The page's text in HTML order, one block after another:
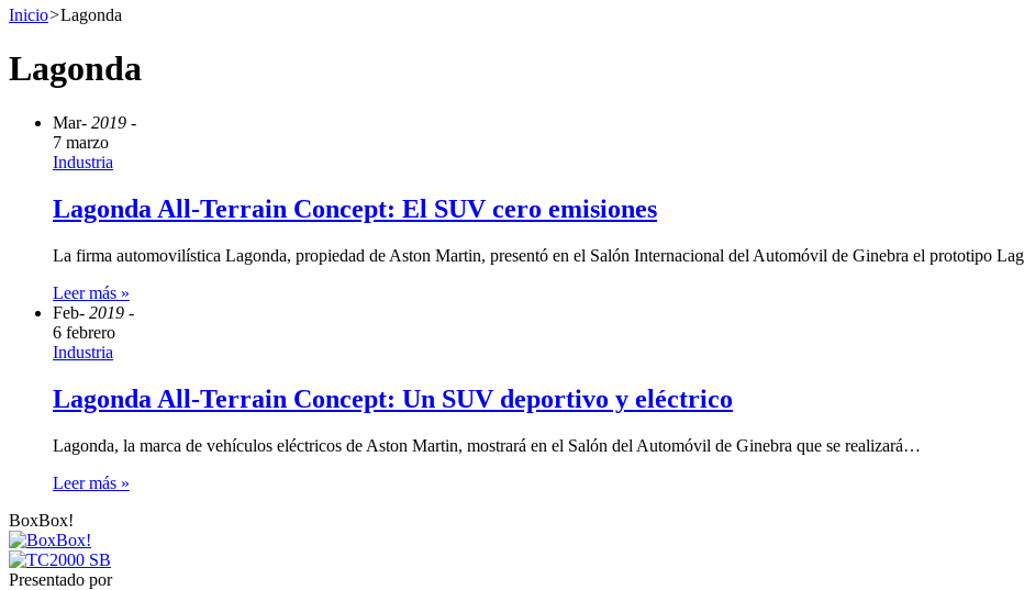
Inicio>Lagonda
Lagonda
Mar- 2019 -
7 marzo
Industria
Lagonda All-Terrain Concept: El SUV cero emisiones
La firma automovilística Lagonda, propiedad de Aston Martin, presentó en el Salón Internacional del Automóvil de Ginebra el prototipo
Leer más »
Feb- 2019 -
6 febrero
Industria
Lagonda All-Terrain Concept: Un SUV deportivo y eléctrico
Lagonda, la marca de vehículos eléctricos de Aston Martin, mostrará en el Salón del Automóvil de Ginebra que se realizará…
Leer más »
BoxBox!
Presentado por